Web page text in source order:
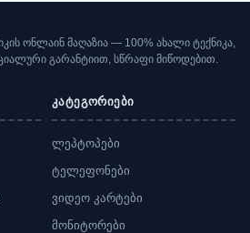
ონლაინ მაღაზია — 100% ახალი ტექნიკა,
გარანტიით, სწრაფი მიწოდებით.
კატეგორიები
ლეპტოპები
ტელეფონები
ვიდეო კარტები
მონიტორები